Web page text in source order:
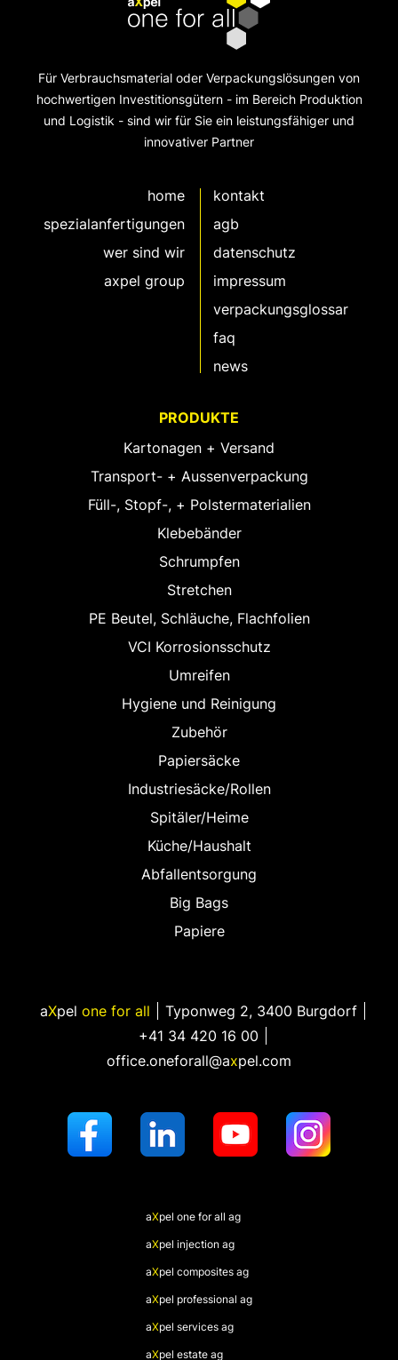
Für Verbrauchsmaterial oder Verpackungslösungen von
hochwertigen Investitionsgütern - im Bereich Produktion
und Logistik - sind wir für Sie ein leistungsfähiger und
innovativer Partner
home
spezialanfertigungen
wer sind wir
axpel group
kontakt
agb
datenschutz
impressum
verpackungsglossar
faq
news
PRODUKTE
Kartonagen + Versand
Transport- + Aussenverpackung
Füll-, Stopf-, + Polstermaterialien
Klebebänder
Schrumpfen
Stretchen
PE Beutel, Schläuche, Flachfolien
VCI Korrosionsschutz
Umreifen
Hygiene und Reinigung
Zubehör
Papiersäcke
Industriesäcke/Rollen
Spitäler/Heime
Küche/Haushalt
Abfallentsorgung
Big Bags
Papiere
aXpel one for all Typonweg 2, 3400 Burgdorf
+41 34 420 16 00
office.oneforall@axpel.com
aXpel one for all ag
aXpel injection ag
aXpel composites ag
aXpel professional ag
aXpel services ag
aXpel estate ag